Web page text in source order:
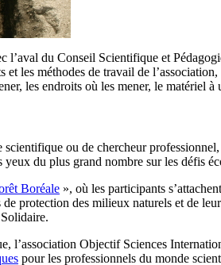
l’aval du Conseil Scientifique et
et les méthodes de travail de
les endroits où les mener, le matériel
ou de chercheur
du plus grand nombre sur les défis
Boréale », où les participants
protection des milieux naturels et de
l’association Objectif Sciences
pour les professionnels du monde